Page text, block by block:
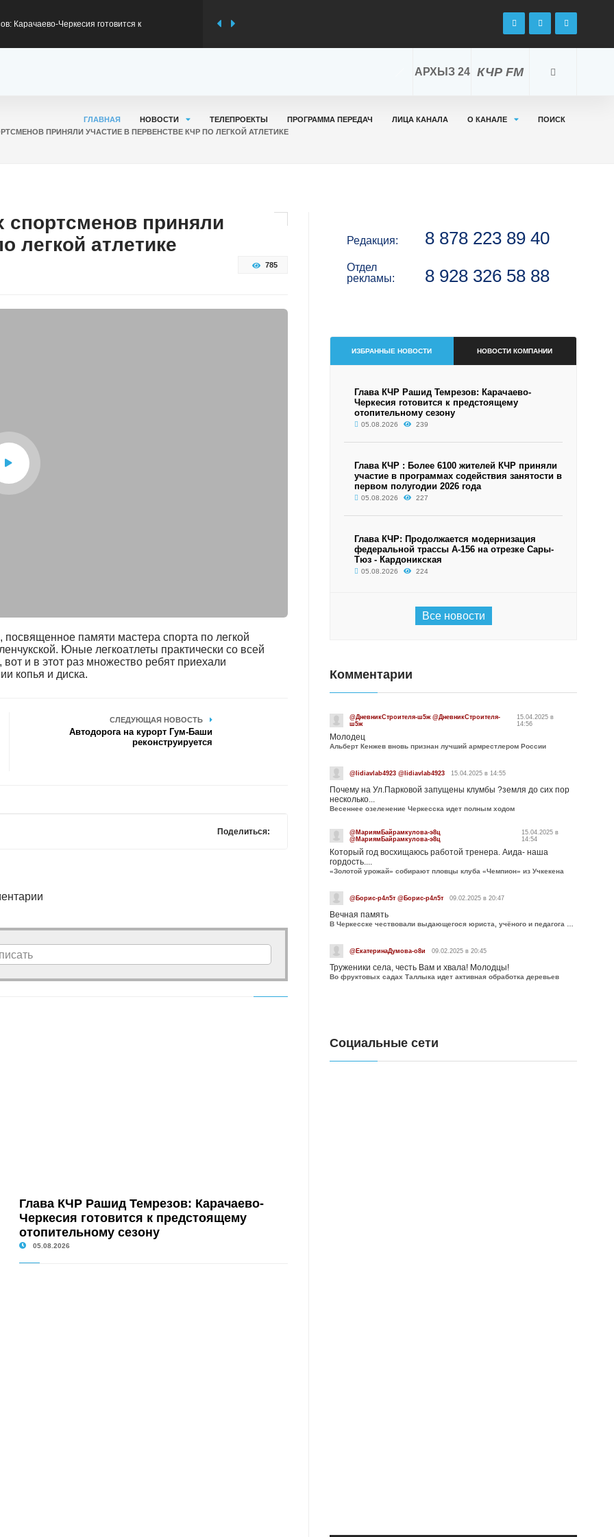
Карачаево-Черкесия готовится к
полугодии 2026 года
модернизация федеральной трассы А-156 на
КЧР FM
АРХЫЗ 24
ГЛАВНАЯ НОВОСТИ ТЕЛЕПРОЕКТЫ ПРОГРАММА ПЕРЕДАЧ ЛИЦА КАНАЛА О КАНАЛЕ
ПОИСК
ПРИНЯЛИ УЧАСТИЕ В ПЕРВЕНСТВЕ КЧР ПО ЛЕГКОЙ АТЛЕТИКЕ
приняли
легкой атлетике
785
посвященное памяти мастера спорта по легкой
Юные легкоатлеты практически со всей
и в этот раз множество ребят приехали
копья и диска.
СЛЕДУЮЩАЯ НОВОСТЬ
Автодорога на курорт Гум-Баши
реконструируется
Поделиться:
Глава КЧР Рашид Темрезов: Карачаево-
Черкесия готовится к предстоящему
отопительному сезону
05.08.2026
Редакция: 8 878 223 89 40
Отдел
рекламы:
8 928 326 58 88
ИЗБРАННЫЕ НОВОСТИ НОВОСТИ КОМПАНИИ
Глава КЧР Рашид Темрезов: Карачаево-
Черкесия готовится к предстоящему
отопительному сезону
05.08.2026 239
Глава КЧР : Более 6100 жителей КЧР приняли
участие в программах содействия занятости в
первом полугодии 2026 года
05.08.2026 227
Глава КЧР: Продолжается модернизация
федеральной трассы А-156 на отрезке Сары-
Тюз - Кардоникская
05.08.2026 224
Все новости
Комментарии
@ДневникСтроителя-ш5ж @ДневникСтроителя-
ш5ж
15.04.2025 в
14:56
Молодец
Альберт Кенжев вновь признан лучший армрестлером России
@lidiavlab4923 @lidiavlab4923 15.04.2025 в 14:55
Почему на Ул.Парковой запущены клумбы ?земля до сих пор
несколько...
Весеннее озеленение Черкесска идет полным ходом
@МариямБайрамкулова-э8ц
@МариямБайрамкулова-э8ц
15.04.2025 в
14:54
Который год восхищаюсь работой тренера. Аида- наша
гордость....
«Золотой урожай» собирают пловцы клуба «Чемпион» из Учкекена
@Борис-р4л5т @Борис-р4л5т 09.02.2025 в 20:47
Вечная память
@ЕкатеринаДумова-о8и 09.02.2025 в 20:45
Труженики села, честь Вам и хвала! Молодцы!
Во фруктовых садах Таллыка идет активная обработка деревьев
Социальные сети